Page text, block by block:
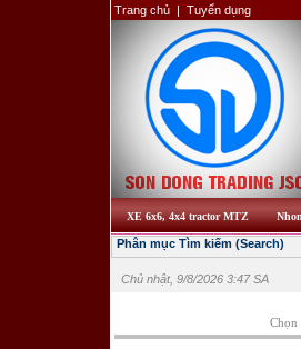
Trang chủ | Tuyển dụng
XE 6x6, 4x4 tractor MTZ
Phân mục Tìm kiếm (Search)
Chủ nhật, 9/8/2026 3:47 SA
Chọn